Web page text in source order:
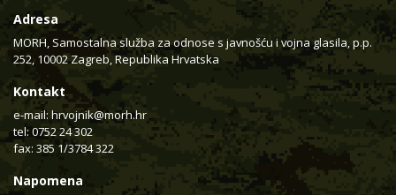
Adresa
MORH, Samostalna služba za odnose s javnošću i vojna glasila, p.p.
252, 10002 Zagreb, Republika Hrvatska
Kontakt
e-mail: hrvojnik@morh.hr
tel: 0752 24 302
fax: 385 1/3784 322
Napomena